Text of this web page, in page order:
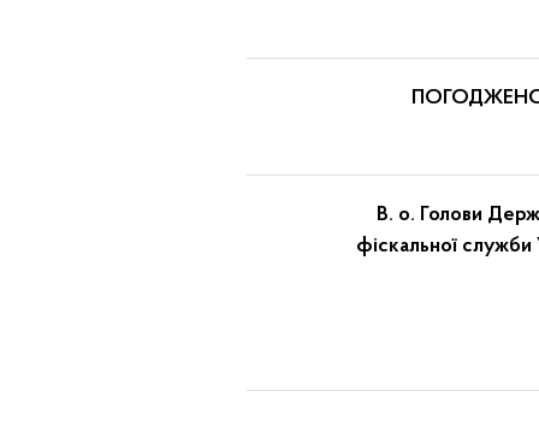
В. о. Голови
фіскальної служби